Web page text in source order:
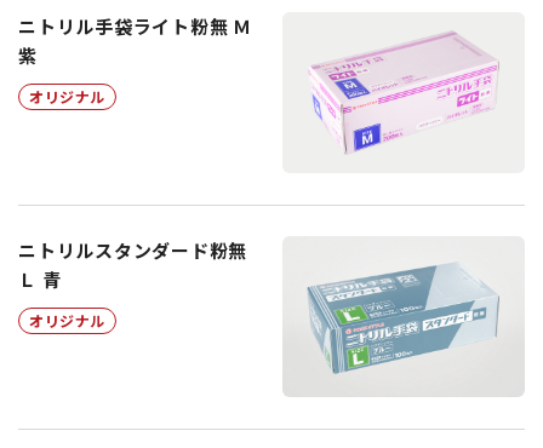
ニトリル手袋ライト粉無 Ｍ
紫
オリジナル
ニトリルスタンダード粉無
Ｌ 青
オリジナル